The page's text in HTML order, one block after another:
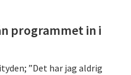
programmet in i
”Det har jag aldrig